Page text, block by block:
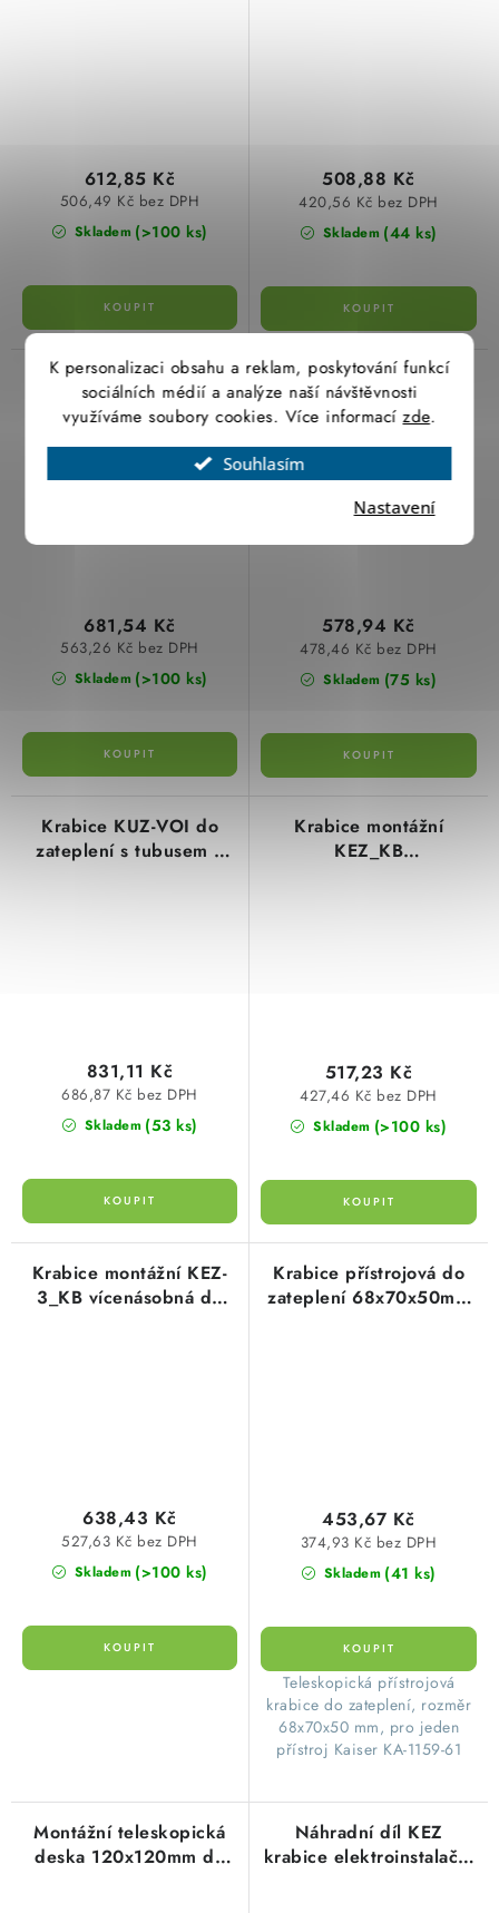
K personalizaci obsahu a reklam, poskytování funkcí
sociálních médií a analýze naší návštěvnosti
využíváme soubory cookies. Více informacízde.
Souhlasím
Nastavení
Skladem (>100 ks)
506,49 Kč bez DPH
612,85 Kč
Skladem (44 ks)
420,56 Kč bez DPH
508,88 Kč
Krabice KUZ-VI do
zateplení s tubusem a
víkem Kopos
Skladem (>100 ks)
563,26 Kč bez DPH
681,54 Kč
Krabice KUZ-VO do
zateplení s otvíracím
víkem-světle šedá Kopos
Skladem (75 ks)
478,46 Kč bez DPH
578,94 Kč
Krabice KUZ-VOI do
zateplení s tubusem a
Skladem (53 ks)
686,87 Kč bez DPH
831,11 Kč
Krabice montážní
KEZ_KB
Skladem (>100 ks)
427,46 Kč bez DPH
517,23 Kč
Krabice montážní KEZ-
3_KB vícenásobná do
Skladem (>100 ks)
527,63 Kč bez DPH
638,43 Kč
Krabice přístrojová do
zateplení 68x70x50mm
Skladem (41 ks)
374,93 Kč bez DPH
453,67 Kč
Teleskopická přístrojová
krabice do zateplení, rozměr
68x70x50 mm, pro jeden
přístroj Kaiser KA-1159-61
Montážní teleskopická
deska 120x120mm do
Náhradní díl KEZ
krabice elektroinstalační